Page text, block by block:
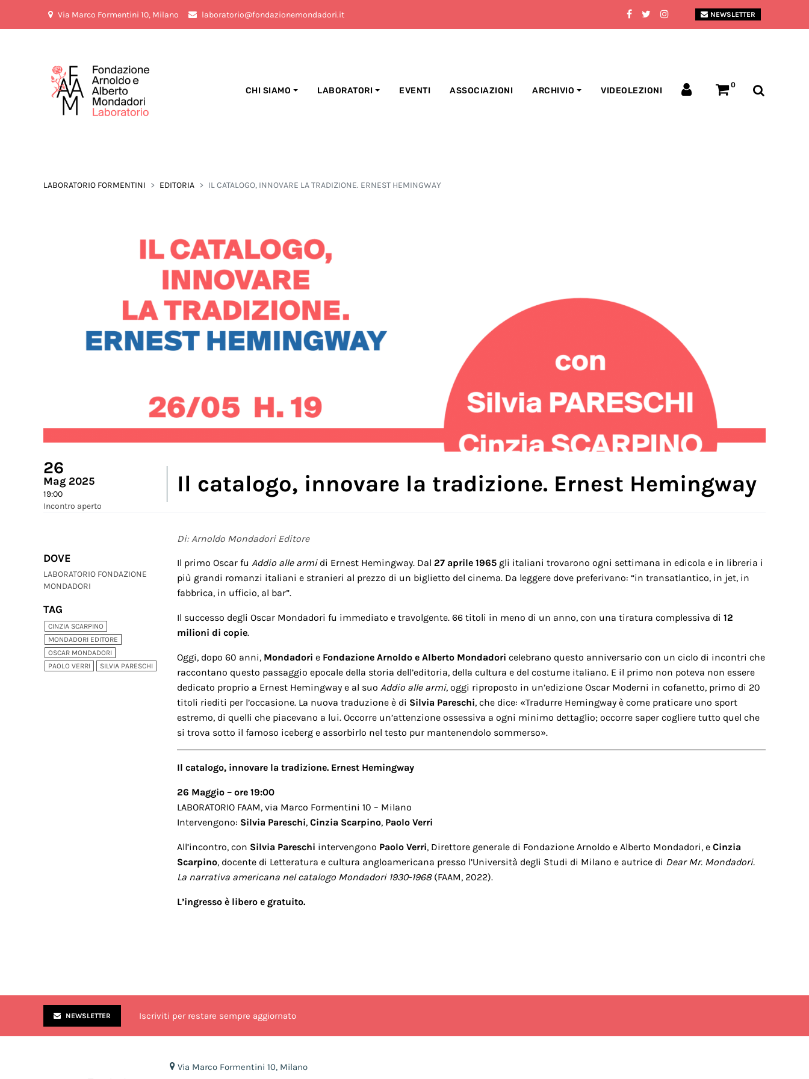
Via Marco Formentini 10, Milano laboratorio@fondazionemondadori.it NEWSLETTER
CHI SIAMO LABORATORI EVENTI ASSOCIAZIONI ARCHIVIO VIDEOLEZIONI
0
LABORATORIO FORMENTINI EDITORIA IL CATALOGO, INNOVARE LA TRADIZIONE. ERNEST HEMINGWAY
26
Mag 2025
19:00
Incontro aperto
Il catalogo, innovare la tradizione. Ernest Hemingway
Di: Arnoldo Mondadori Editore
Il primo Oscar fu Addio alle armidi Ernest Hemingway. Dal 27 aprile 1965 gli italiani trovarono ogni settimana in edicola e in libreria i
più grandi romanzi italiani e stranieri al prezzo di un biglietto del cinema. Da leggere dove preferivano: “in transatlantico, in jet, in
fabbrica, in ufficio, al bar”.
Il successo degli Oscar Mondadori fu immediato e travolgente. 66 titoli in meno di un anno, con una tiratura complessiva di12
milioni di copie.
Oggi, dopo 60 anni, Mondadori e Fondazione Arnoldo e Alberto Mondadori celebrano questo anniversario con un ciclo di incontri che
raccontano questo passaggio epocale della storia dell’editoria, della cultura e del costume italiano. E il primo non poteva non essere
dedicato proprio a Ernest Hemingway e al suo Addio alle armi, oggi riproposto in un’edizione Oscar Moderni in cofanetto, primo di 20
titoli riediti per l’occasione. La nuova traduzione è di Silvia Pareschi, che dice: «Tradurre Hemingway è come praticare uno sport
estremo, di quelli che piacevano a lui. Occorre un’attenzione ossessiva a ogni minimo dettaglio; occorre saper cogliere tutto quel che
si trova sotto il famoso iceberg e assorbirlo nel testo pur mantenendolo sommerso».
Il catalogo, innovare la tradizione. Ernest Hemingway
26 Maggio – ore 19:00
LABORATORIO FAAM, via Marco Formentini 10 – Milano
Intervengono: Silvia Pareschi,Cinzia Scarpino, Paolo Verri
All’incontro, con Silvia Pareschi intervengono Paolo Verri, Direttore generale di Fondazione Arnoldo e Alberto Mondadori, eCinzia
Scarpino, docente di Letteratura e cultura angloamericana presso l’Università degli Studi di Milano e autrice di Dear Mr. Mondadori.
La narrativa americana nel catalogo Mondadori 1930-1968(FAAM, 2022).
L’ingresso è libero e gratuito.
DOVE
LABORATORIO FONDAZIONE
MONDADORI
TAG
CINZIA SCARPINO
MONDADORI EDITORE
OSCAR MONDADORI
PAOLO VERRI
SILVIA PARESCHI
NEWSLETTER Iscriviti per restare sempre aggiornato
Via Marco Formentini 10, Milano